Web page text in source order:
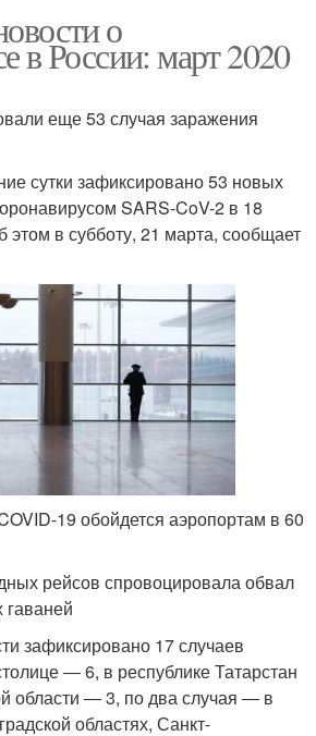
о
в России: март 2020
еще 53 случая заражения
сутки зафиксировано 53 новых
SARS-CoV-2 в 18
этом в субботу, 21 марта, сообщает
19 обойдется аэропортам в 60
рейсов спровоцировала обвал
зафиксировано 17 случаев
― 6, в республике Татарстан
области ― 3, по два случая ― в
областях, Санкт-